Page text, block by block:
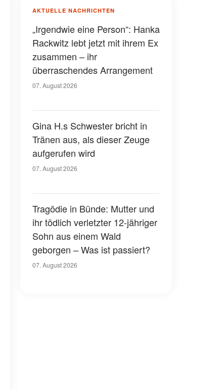
AKTUELLE NACHRICHTEN
„Irgendwie eine Person“: Hanka
Rackwitz lebt jetzt mit ihrem Ex
zusammen – ihr
überraschendes Arrangement
07. August 2026
Gina H.s Schwester bricht in
Tränen aus, als dieser Zeuge
aufgerufen wird
07. August 2026
Tragödie in Bünde: Mutter und
ihr tödlich verletzter 12-jähriger
Sohn aus einem Wald
geborgen – Was ist passiert?
07. August 2026